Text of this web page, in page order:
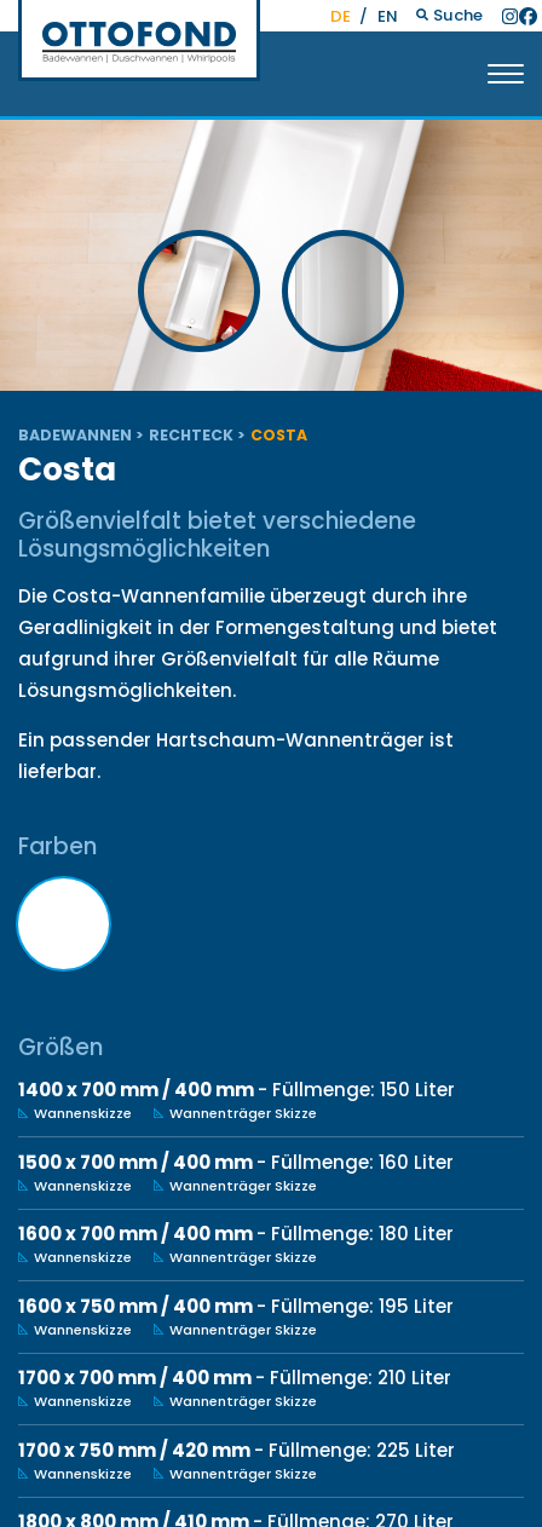
DE / EN Suche
BADEWANNEN RECHTECK COSTA
Costa
Größenvielfalt bietet verschiedene
Lösungsmöglichkeiten
Die Costa-Wannenfamilie überzeugt durch ihre
Geradlinigkeit in der Formengestaltung und bietet
aufgrund ihrer Größenvielfalt für alle Räume
Lösungsmöglichkeiten.
Ein passender Hartschaum-Wannenträger ist
lieferbar.
Farben
Größen
1400 x 700 mm / 400 mm- Füllmenge: 150 Liter
Wannenskizze Wannenträger Skizze
1500 x 700 mm / 400 mm- Füllmenge: 160 Liter
Wannenskizze Wannenträger Skizze
1600 x 700 mm / 400 mm- Füllmenge: 180 Liter
Wannenskizze Wannenträger Skizze
1600 x 750 mm / 400 mm- Füllmenge: 195 Liter
Wannenskizze Wannenträger Skizze
1700 x 700 mm / 400 mm- Füllmenge: 210 Liter
Wannenskizze Wannenträger Skizze
1700 x 750 mm / 420 mm- Füllmenge: 225 Liter
Wannenskizze Wannenträger Skizze
1800 x 800 mm / 410 mm- Füllmenge: 270 Liter